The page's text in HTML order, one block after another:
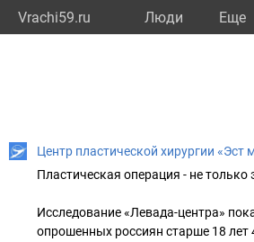
Vrachi59.ru Люди Eще
Центр пластической хирургии «Эст
Пластическая операция - не только
Исследование «Левада-центра»
опрошенных россиян старше 18 лет